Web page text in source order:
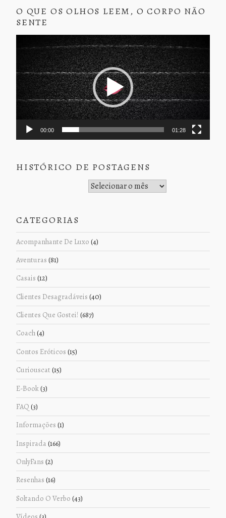
O QUE OS OLHOS LEEM, O CORPO NÃO
SENTE
de
vídeo
00:00 01:28
HISTÓRICO DE POSTAGENS
CATEGORIAS
Acompanhante De Luxo (4)
Aventuras (81)
Casais (12)
Clientes Desagradáveis (40)
Clientes Que Gostei! (687)
Coach(4)
Contos Eróticos (15)
Curiouscat (15)
E-Book(3)
FAQ (3)
Informações (1)
Inspirada (166)
OnlyFans (2)
Resenhas (16)
Soltando O Verbo (43)